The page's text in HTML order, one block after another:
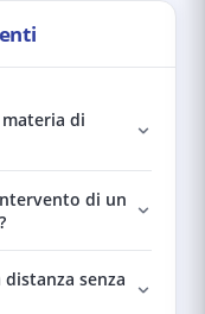
di
di un
senza